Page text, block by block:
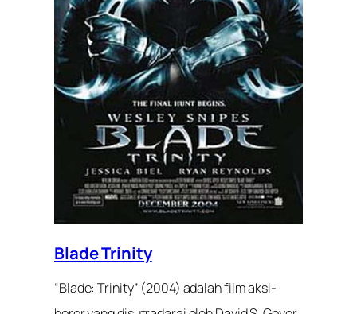
Blade Trinity
“Blade: Trinity” (2004) adalah film aksi-